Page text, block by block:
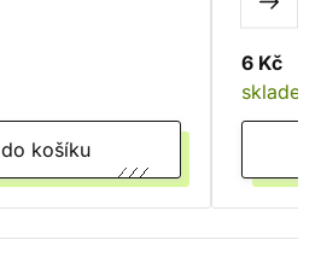
do košíku
6 Kč
skladem